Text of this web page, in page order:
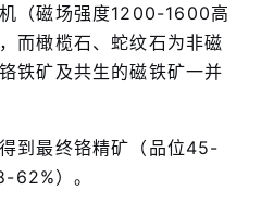
（磁场强度1200-1600高
而橄榄石、蛇纹石为非磁
铁矿及共生的磁铁矿一并
到最终铬精矿（品位45-
62%）。